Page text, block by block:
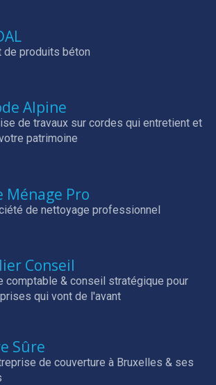
de produits béton
Alpine
de travaux sur cordes qui entretient et
patrimoine
Ménage Pro
de nettoyage professionnel
Conseil
comptable & conseil stratégique pour
qui vont de l'avant
Sûre
de couverture à Bruxelles & ses